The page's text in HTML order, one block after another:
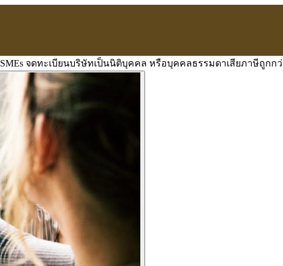
SMEs จดทะเบียนบริษัทเป็นนิติบุคคล หรือบุคคลธรรมดาเสียภาษีถูกก